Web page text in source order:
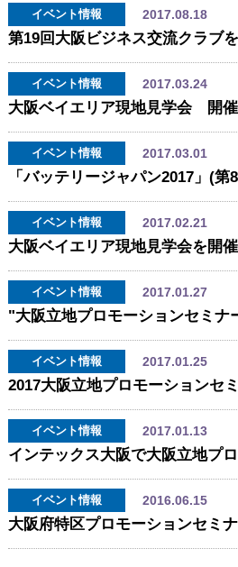
イベント情報 2017.08.18
第19回大阪ビジネス交流クラブを
イベント情報 2017.03.24
大阪ベイエリア現地見学会 開
イベント情報 2017.03.01
イベント情報 2017.02.21
イベント情報 2017.01.27
イベント情報 2017.01.25
2017大阪立地プロモーション
イベント情報 2017.01.13
イベント情報 2016.06.15